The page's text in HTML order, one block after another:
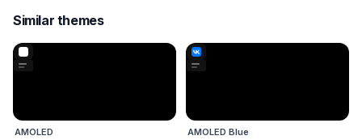
Similar themes
AMOLED AMOLED Blue